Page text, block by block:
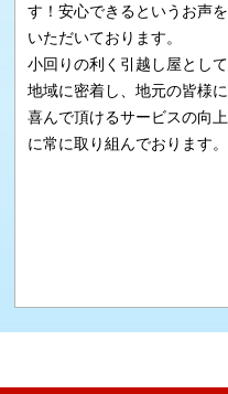
す！安心できるというお声を
いただいております。
小回りの利く引越し屋として
地域に密着し、地元の皆様に
喜んで頂けるサービスの向上
に常に取り組んでおります。